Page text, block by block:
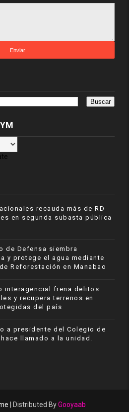
recauda más de RD
en segunda subasta pública
de Defensa siembra
y protege el agua mediante
Reforestación en Manabao
interagencial frena delitos
y recupera terrenos en
del país
a presidente del Colegio de
llamado a la unidad.
| Distributed ByGooyaab